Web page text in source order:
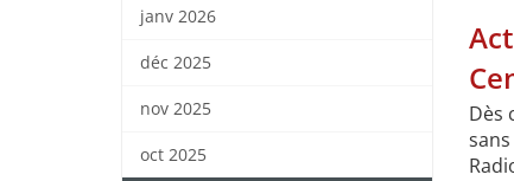
janv 2026
déc 2025
nov 2025
oct 2025
Dès